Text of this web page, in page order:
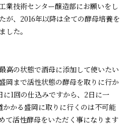
業技術センター醸造部にお願いをし
が、2016年以降は全ての酵母培養を
した。
高の状態で酒母に添加して使いたい
岡まで活性状態の酵母を取りに行か
1回の仕込みですから、2日に一
かかる盛岡に取りに行くのは不可能
て活性酵母をいただく事になります